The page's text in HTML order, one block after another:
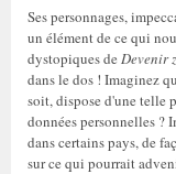
Ses personnages,
un élément de ce qui
dystopiques de Devenir
dans le dos ! Imaginez
soit, dispose d'une telle
données personnelles ?
dans certains pays, de
sur ce qui pourrait